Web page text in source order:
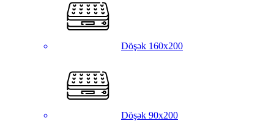
Döşək 160x200
Döşək 90x200